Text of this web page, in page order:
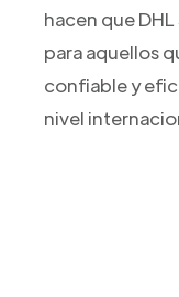
hacen que
para aquellos
confiable y
nivel